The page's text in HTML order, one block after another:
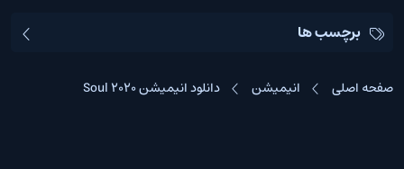
برچسب ها
صفحه اصلی انیمیشن دانلود انیمیشن Soul 2020